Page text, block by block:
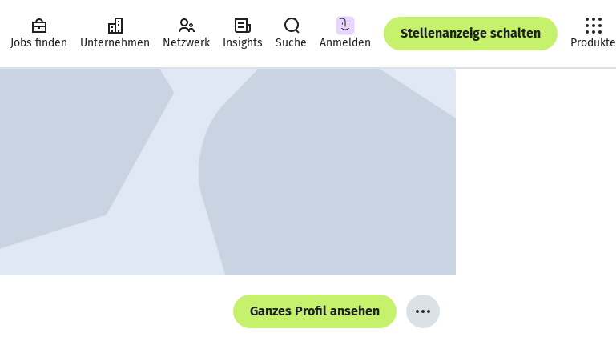
Jobs finden Unternehmen Netzwerk Insights Suche Anmelden
Stellenanzeige schalten
Produkte
Ganzes Profil ansehen